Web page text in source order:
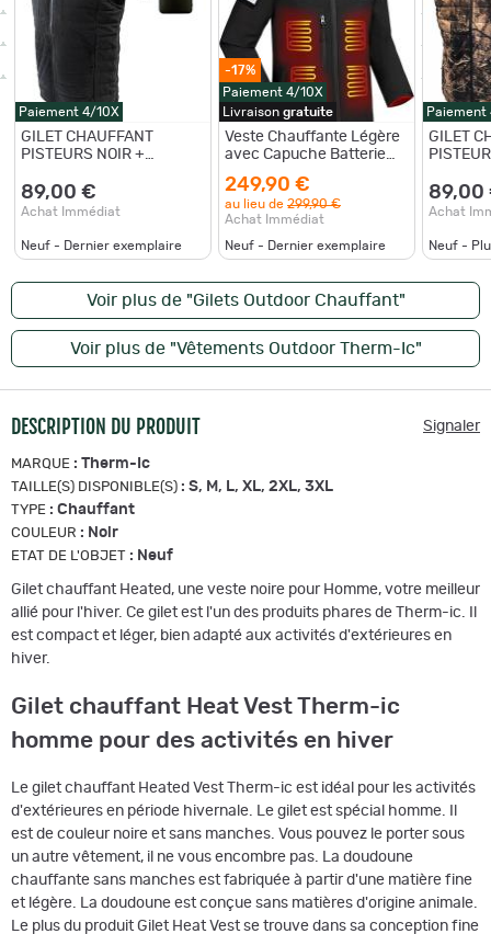
Paiement 4/10X
GILET CHAUFFANT
PISTEURS NOIR +
89,00 €
Achat Immédiat
Neuf - Dernier exemplaire
-17%
Paiement 4/10X
Livraison gratuite
Veste Chauffante Légère
avec Capuche Batterie
249,90 €
au lieu de 299,90 €
Achat Immédiat
Neuf - Dernier exemplaire
Paiement
GILET
89,00
Achat
Neuf -
Voir plus de "Gilets Outdoor Chauffant"
Voir plus de "Vêtements Outdoor Therm-Ic"
DESCRIPTION DU PRODUIT Signaler
MARQUE : Therm-Ic
TAILLE(S) DISPONIBLE(S) : S, M, L, XL, 2XL, 3XL
TYPE : Chauffant
COULEUR : Noir
ETAT DE L'OBJET : Neuf
Gilet chauffant Heated, une veste noire pour Homme, votre meilleur
allié pour l'hiver. Ce gilet est l'un des produits phares de Therm-ic. Il
est compact et léger, bien adapté aux activités d'extérieures en
hiver.
Gilet chauffant Heat Vest Therm-ic
homme pour des activités en hiver
Le gilet chauffant Heated Vest Therm-ic est idéal pour les activités
d'extérieures en période hivernale. Le gilet est spécial homme. Il
est de couleur noire et sans manches. Vous pouvez le porter sous
un autre vêtement, il ne vous encombre pas. La doudoune
chauffante sans manches est fabriquée à partir d'une matière fine
et légère. La doudoune est conçue sans matières d'origine animale.
Le plus du produit Gilet Heat Vest se trouve dans sa conception fine